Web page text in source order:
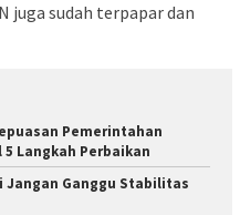
juga sudah terpapar dan
Pemerintahan
Langkah Perbaikan
Jangan Ganggu Stabilitas